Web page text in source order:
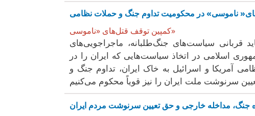
ناموسی» در محکومیت تداوم جنگ و حملات نظامی
کمپین توقف قتل‌های «ناموسی»
قربانی سیاست‌های جنگ‌طلبانه، ماجراجویی‌های
اسلامی در اتخاذ سیاست‌هایی که ایران را در
آمریکا و اسرائیل به خاک ایران، تداوم جنگ و
جنگ، مداخله خارجی و حق تعیین سرنوشت مردم ایران